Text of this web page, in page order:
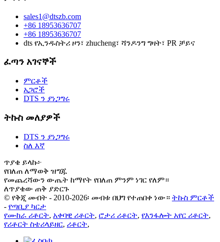
sales1@dtszb.com
+86 18953636707
+86 18953636707
dts የኢንዱስትሪ ዞን፣ zhucheng፣ ሻንዶንግ ግዛት፣ PR ቻይና
ፈጣን አገናኞች
ምርቶች
አጋሮች
DTS ን ያነጋግሩ
ትኩስ መለያዎች
DTS ን ያነጋግሩ
ስለ እኛ
ጥያቄ ይላኩ፦
የበለጠ ለማወቅ ዝግጁ
የመጨረሻውን ውጤት ከማየት የበለጠ ምንም ነገር የለም።
ለጥያቄው ጠቅ ያድርጉ
© የቅጂ መብት - 2010-2026፡ መብቱ በህግ የተጠበቀ ነው። ትኩስ ምርቶች
- የጣቢያ ካርታ
የሙከራ ሪቶርት, አቀባዊ ሪቶርት, ሮታሪ ሪቶርት, የእንፋሎት አየር ሪቶርት,
የሪቶርት ስቴሪላይዘር, ሪቶርት,